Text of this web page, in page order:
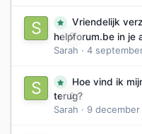
0
Vriendelijk
helpforum.be in je
Sarah · 4
0
Hoe vind ik
terug?
Sarah · 9 december